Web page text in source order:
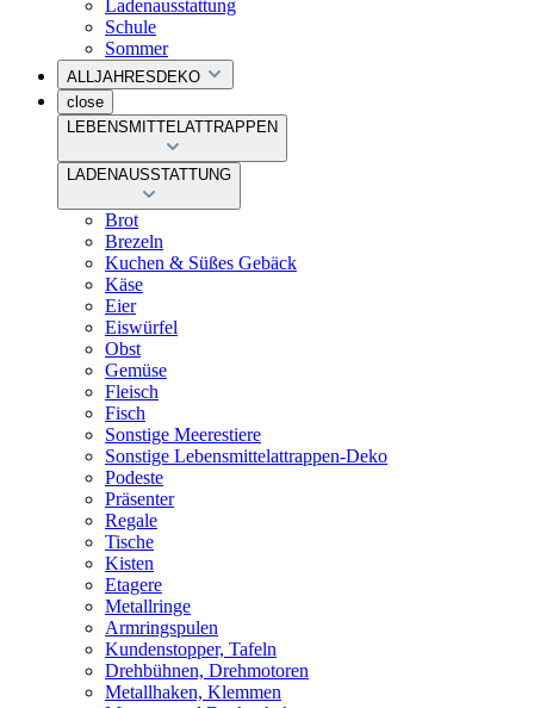
Ladenausstattung
Schule
Sommer
ALLJAHRESDEKO
close
LEBENSMITTELATTRAPPEN
LADENAUSSTATTUNG
Brot
Brezeln
Kuchen & Süßes Gebäck
Käse
Eier
Eiswürfel
Obst
Gemüse
Fleisch
Fisch
Sonstige Meerestiere
Sonstige Lebensmittelattrappen-Deko
Podeste
Präsenter
Regale
Tische
Kisten
Etagere
Metallringe
Armringspulen
Kundenstopper, Tafeln
Drehbühnen, Drehmotoren
Metallhaken, Klemmen